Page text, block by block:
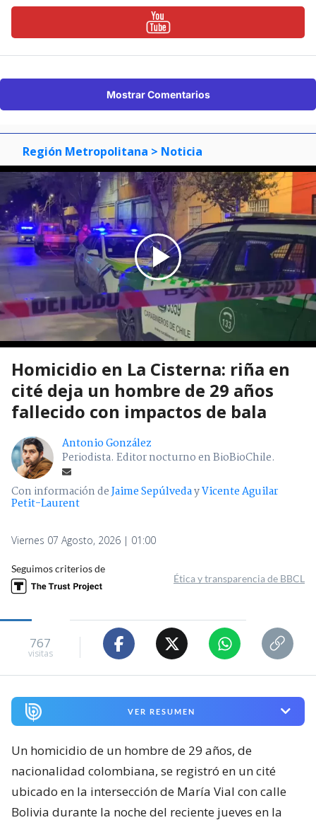
Mostrar Comentarios
Región Metropolitana > Noticia
Homicidio en La Cisterna: riña en
cité deja un hombre de 29 años
fallecido con impactos de bala
Antonio González
Periodista. Editor nocturno en BioBioChile.
Con información deJaime SepúlvedayVicente Aguilar
Petit-Laurent
Viernes 07 Agosto, 2026 | 01:00
Seguimos criterios de
Ética y transparencia de BBCL
767
visitas
VER RESUMEN
Un homicidio de un hombre de 29 años, de
nacionalidad colombiana, se registró en un cité
ubicado en la intersección de María Vial con calle
Bolivia durante la noche del reciente jueves en la